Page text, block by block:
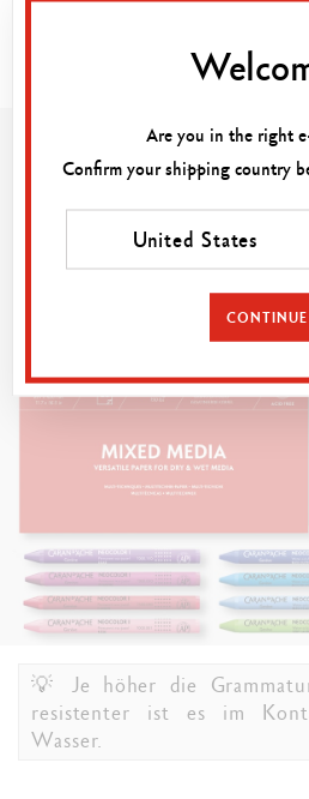
💡 Je höher die
resistenter ist es im
Wasser.
Are you in the right
Confirm your shipping country
United States
CONTINUE